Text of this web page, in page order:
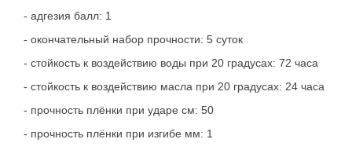
- адгезия балл: 1
- окончательный набор прочности: 5 суток
- стойкость к воздействию воды при 20 градусах: 72 часа
- стойкость к воздействию масла при 20 градусах: 24 часа
- прочность плёнки при ударе см: 50
- прочность плёнки при изгибе мм: 1